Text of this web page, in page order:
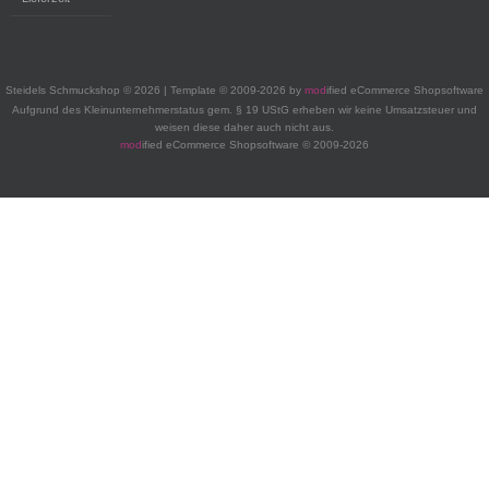
Steidels Schmuckshop © 2026 | Template © 2009-2026 by modified eCommerce Shopsoftware
Aufgrund des Kleinunternehmerstatus gem. § 19 UStG erheben wir keine Umsatzsteuer und
weisen diese daher auch nicht aus.
modified eCommerce Shopsoftware © 2009-2026